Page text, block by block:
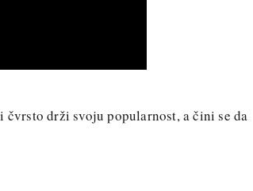
drži svoju popularnost, a čini se da